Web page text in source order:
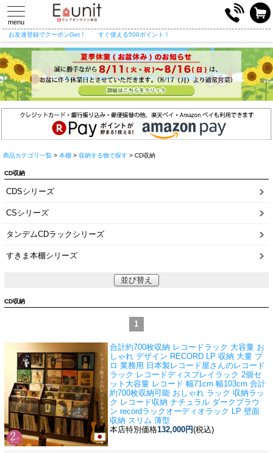
toggle
navigation
menu
お友達登録でクーポンGet！ すぐ使える500ポイント！
商品カテゴリ一覧 > 本棚 > 収納する物で探す > CD収納
CD収納
CDSシリーズ
CSシリーズ
タンデムCDラックシリーズ
すきま本棚シリーズ
並び替え
CD収納
1
合計約700枚収納 レコードラック 大容量 お
しゃれ デザイン RECORD LP 収納 大量 プ
ロ 業務用 日本製 レコード屋さんのレコード
ラック レコードディスプレイラック 2個セ
ット大容量 レコード 幅71cm 幅103cm 合計
約700枚収納可能 おしゃれ ラック 収納ラッ
ク レコード収納 ナチュラル ダークブラウ
ン recordラックオーディオラック LP 壁面
収納 スリム 薄型
本店特別価格132,000円(税込)